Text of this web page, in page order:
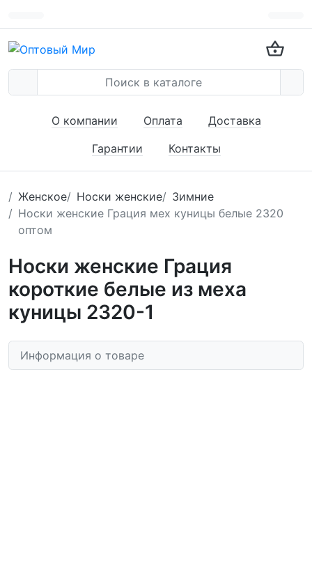
О компании Оплата
Доставка
Гарантии
Контакты
Женское Носки женские
Зимние
Носки женские Грация мех куницы белые 2320
оптом
Носки женские Грация
короткие белые из меха
куницы 2320-1
Информация о товаре